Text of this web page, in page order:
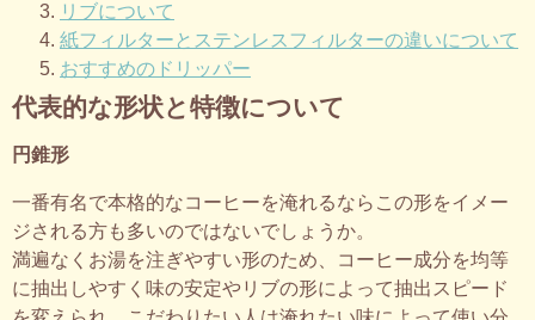
リブについて
紙フィルターとステンレスフィルターの違いについて
おすすめのドリッパー
代表的な形状と特徴について
円錐形
一番有名で本格的なコーヒーを淹れるならこの形をイメー
ジされる方も多いのではないでしょうか。
満遍なくお湯を注ぎやすい形のため、コーヒー成分を均等
に抽出しやすく味の安定やリブの形によって抽出スピード